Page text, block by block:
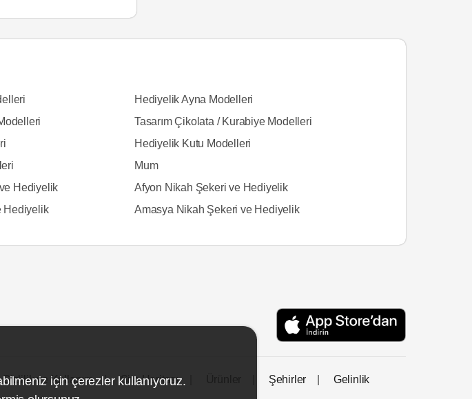
Hediyelik Ayna Modelleri
Tasarım Çikolata / Kurabiye Modelleri
Hediyelik Kutu Modelleri
Mum
Hediyelik
Afyon Nikah Şekeri ve Hediyelik
Hediyelik Amasya Nikah Şekeri ve Hediyelik
Gizlilik ve Kullanım Site Haritası Şehirler Gelinlik
için çerezler kullanıyoruz.